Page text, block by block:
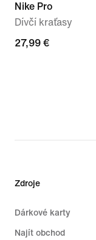
Nike Pro
Dívčí kraťasy
27,99 €
27,99 €
Zdroje
Dárkové karty
Najít obchod